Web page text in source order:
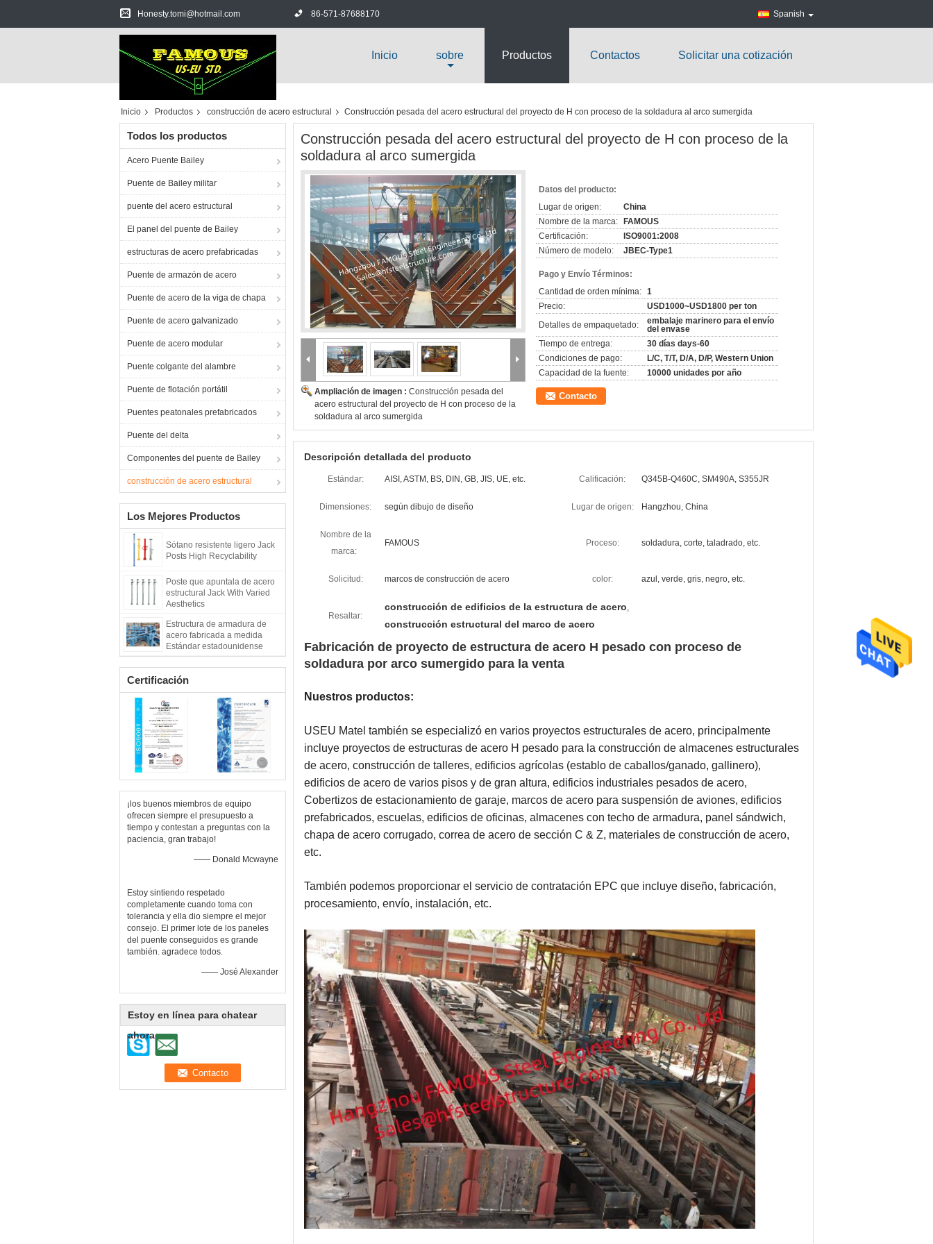
Honesty.tomi@hotmail.com 86-571-87688170 Spanish
Inicio sobre Productos Contactos Solicitar una cotización
Inicio Productos construcción de acero estructural Construcción pesada del acero estructural del proyecto de H con proceso de la soldadura al arco sumergida
Todos los productos
Acero Puente Bailey
Puente de Bailey militar
puente del acero estructural
El panel del puente de Bailey
estructuras de acero prefabricadas
Puente de armazón de acero
Puente de acero de la viga de chapa
Puente de acero galvanizado
Puente de acero modular
Puente colgante del alambre
Puente de flotación portátil
Puentes peatonales prefabricados
Puente del delta
Componentes del puente de Bailey
construcción de acero estructural
Los Mejores Productos
Sótano resistente ligero Jack
Posts High Recyclability
Poste que apuntala de acero
estructural Jack With Varied
Aesthetics
Estructura de armadura de
acero fabricada a medida
Estándar estadounidense
Certificación
¡los buenos miembros de equipo
ofrecen siempre el presupuesto a
tiempo y contestan a preguntas con la
paciencia, gran trabajo!
—— Donald Mcwayne
Estoy sintiendo respetado
completamente cuando toma con
tolerancia y ella dio siempre el mejor
consejo. El primer lote de los paneles
del puente conseguidos es grande
también. agradece todos.
—— José Alexander
Estoy en línea para chatear
ahora
Construcción pesada del acero estructural del proyecto de H con proceso de la
soldadura al arco sumergida
Ampliación de imagen : Construcción pesada del
acero estructural del proyecto de H con proceso de la
soldadura al arco sumergida
Datos del producto:
Lugar de origen:
China
Nombre de la marca:
FAMOUS
Certificación:
ISO9001:2008
Número de modelo:
JBEC-Type1
Pago y Envío Términos:
Cantidad de orden mínima: 1
Precio:
USD1000~USD1800 per ton
Detalles de empaquetado:
embalaje marinero para el envío
del envase
Tiempo de entrega:
30 días days-60
Condiciones de pago:
L/C, T/T, D/A, D/P, Western Union
Capacidad de la fuente:
10000 unidades por año
Contacto
Descripción detallada del producto
Estándar: AISI, ASTM, BS, DIN, GB, JIS, UE, etc. Calificación: Q345B-Q460C, SM490A, S355JR
Dimensiones: según dibujo de diseño Lugar de origen: Hangzhou, China
Nombre de la
marca:
FAMOUS Proceso: soldadura, corte, taladrado, etc.
Solicitud: marcos de construcción de acero color: azul, verde, gris, negro, etc.
Resaltar:
construcción de edificios de la estructura de acero,
construcción estructural del marco de acero
Fabricación de proyecto de estructura de acero H pesado con proceso de
soldadura por arco sumergido para la venta
Nuestros productos:
USEU Matel también se especializó en varios proyectos estructurales de acero, principalmente
incluye proyectos de estructuras de acero H pesado para la construcción de almacenes estructurales
de acero, construcción de talleres, edificios agrícolas (establo de caballos/ganado, gallinero),
edificios de acero de varios pisos y de gran altura, edificios industriales pesados ​​de acero,
Cobertizos de estacionamiento de garaje, marcos de acero para suspensión de aviones, edificios
prefabricados, escuelas, edificios de oficinas, almacenes con techo de armadura, panel sándwich,
chapa de acero corrugado, correa de acero de sección C & Z, materiales de construcción de acero,
etc.
También podemos proporcionar el servicio de contratación EPC que incluye diseño, fabricación,
procesamiento, envío, instalación, etc.